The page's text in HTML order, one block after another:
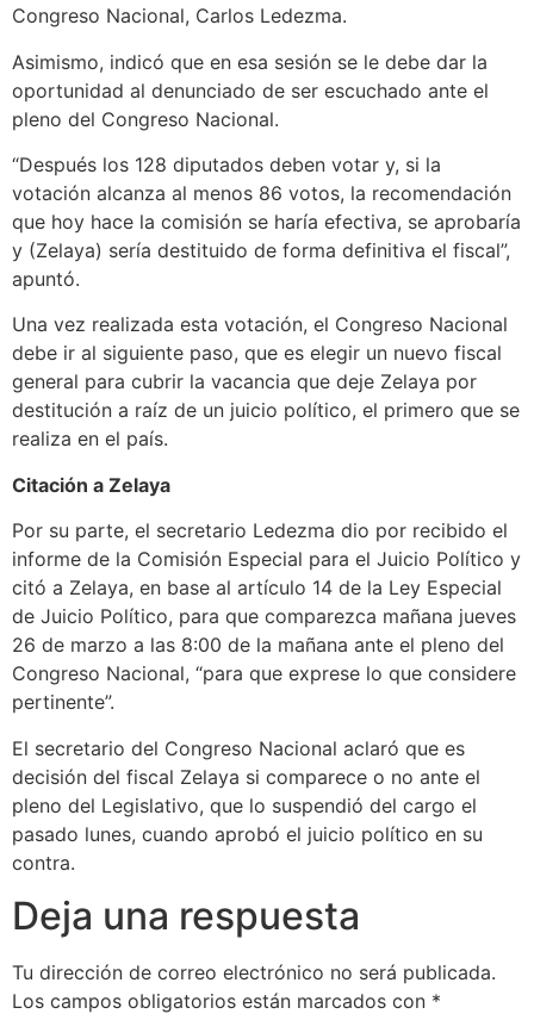
Congreso Nacional, Carlos Ledezma.
Asimismo, indicó que en esa sesión se le debe dar la
oportunidad al denunciado de ser escuchado ante el
pleno del Congreso Nacional.
“Después los 128 diputados deben votar y, si la
votación alcanza al menos 86 votos, la recomendación
que hoy hace la comisión se haría efectiva, se aprobaría
y (Zelaya) sería destituido de forma definitiva el fiscal”,
apuntó.
Una vez realizada esta votación, el Congreso Nacional
debe ir al siguiente paso, que es elegir un nuevo fiscal
general para cubrir la vacancia que deje Zelaya por
destitución a raíz de un juicio político, el primero que se
realiza en el país.
Citación a Zelaya
Por su parte, el secretario Ledezma dio por recibido el
informe de la Comisión Especial para el Juicio Político y
citó a Zelaya, en base al artículo 14 de la Ley Especial
de Juicio Político, para que comparezca mañana jueves
26 de marzo a las 8:00 de la mañana ante el pleno del
Congreso Nacional, “para que exprese lo que considere
pertinente”.
El secretario del Congreso Nacional aclaró que es
decisión del fiscal Zelaya si comparece o no ante el
pleno del Legislativo, que lo suspendió del cargo el
pasado lunes, cuando aprobó el juicio político en su
contra.
Deja una respuesta
Tu dirección de correo electrónico no será publicada.
Los campos obligatorios están marcados con *